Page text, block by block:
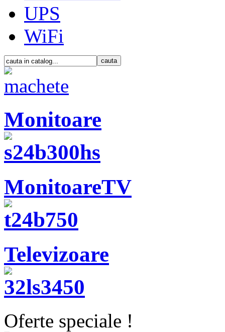
UPS
WiFi
Monitoare
MonitoareTV
Televizoare
Oferte speciale !